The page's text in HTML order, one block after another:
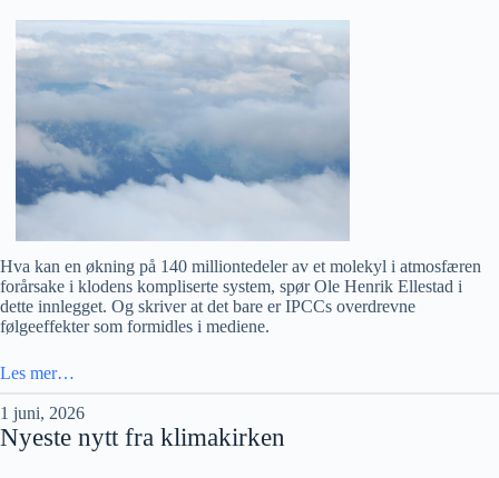
Hva kan en økning på 140 milliontedeler av et molekyl i atmosfæren
forårsake i klodens kompliserte system, spør Ole Henrik Ellestad i
dette innlegget. Og skriver at det bare er IPCCs overdrevne
følgeeffekter som formidles i mediene.
Les mer…
1 juni, 2026
Nyeste nytt fra klimakirken